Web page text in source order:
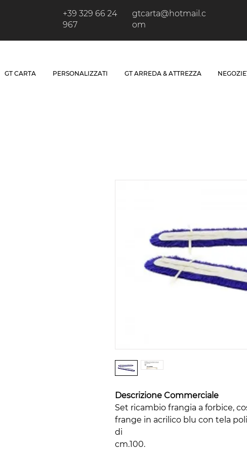
+39 329 66 24
967
gtcarta@hotmail.c
om
GT CARTA PERSONALIZZATI GT ARREDA & ATTREZZA
Descrizione Commerciale
Set ricambio frangia a forbice,
frange in acrilico blu con tela
di
cm.100.